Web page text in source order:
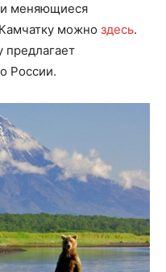
и меняющиеся
можно здесь.
предлагает
России.